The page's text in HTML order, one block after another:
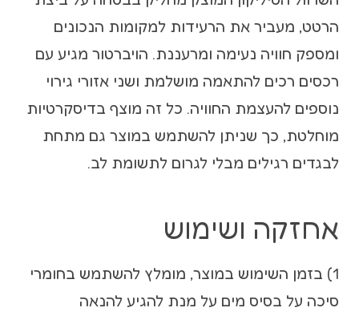
הרטט, מעביר את הרעידות למקומות הנכונים
ומספק חוויה נעימה ומרעננת. הויברטור מגיע עם
רכסים רכים להתאמה מושלמת ושני אזורי גירוי
נוספים להעצמת החוויה. כל זה מוצף בדיסקרטיות
מוחלטת, כך שניתן להשתמש במוצר גם מתחת
לבגדים רגילים מבלי לגרום לתשומת לב.
אחזקה ושימוש
1) בזמן השימוש במוצר, מומלץ להשתמש בחומרי
סיכה על בסיס מים על מנת להגיע להנאה